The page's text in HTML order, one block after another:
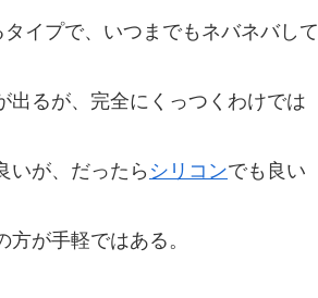
イプで、いつまでもネバネバして
出るが、完全にくっつくわけでは
いが、だったら シリコンでも良い
が手軽ではある。